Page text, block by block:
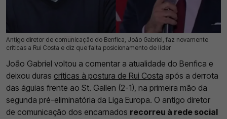
Antigo diretor de comunicação do Benfica, João Gabriel, faz novamente
críticas a Rui Costa e diz que falta posicionamento de líder
26 Jul 2026 | 17:28 | 0
João Gabriel voltou a comentar a atualidade do Benfica e
deixou duras críticas à postura de Rui Costa após a derrota
das águias frente ao St. Gallen (2-1), na primeira mão da
segunda pré-eliminatória da Liga Europa. O antigo diretor
de comunicação dos encarnados recorreu à rede social